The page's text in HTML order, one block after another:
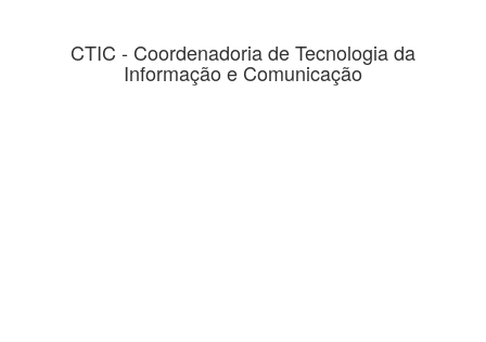
CTIC - Coordenadoria de Tecnologia da
Informação e Comunicação